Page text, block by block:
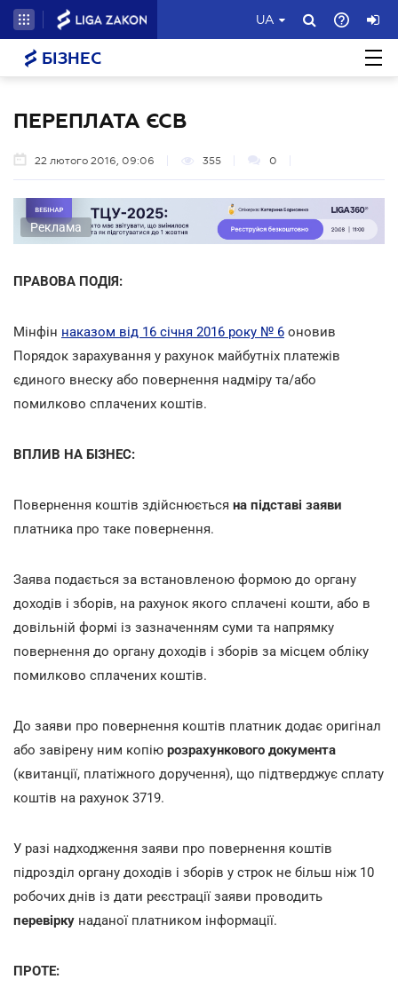
UA
БІЗНЕС
ПЕРЕПЛАТА ЄСВ
22 лютого 2016, 09:06 355 0
Реклама
ПРАВОВА ПОДІЯ:
Мінфін наказом від 16 січня 2016 року № 6 оновив
Порядок зарахування у рахунок майбутніх платежів
єдиного внеску або повернення надміру та/або
помилково сплачених коштів.
ВПЛИВ НА БІЗНЕС:
Повернення коштів здійснюється на підставі заяви
платника про таке повернення.
Заява подається за встановленою формою до органу
доходів і зборів, на рахунок якого сплачені кошти, або в
довільній формі із зазначенням суми та напрямку
повернення до органу доходів і зборів за місцем обліку
помилково сплачених коштів.
До заяви про повернення коштів платник додає оригінал
або завірену ним копію розрахункового документа
(квитанції, платіжного доручення), що підтверджує сплату
коштів на рахунок 3719.
У разі надходження заяви про повернення коштів
підрозділ органу доходів і зборів у строк не більш ніж 10
робочих днів із дати реєстрації заяви проводить
перевірку наданої платником інформації.
ПРОТЕ: